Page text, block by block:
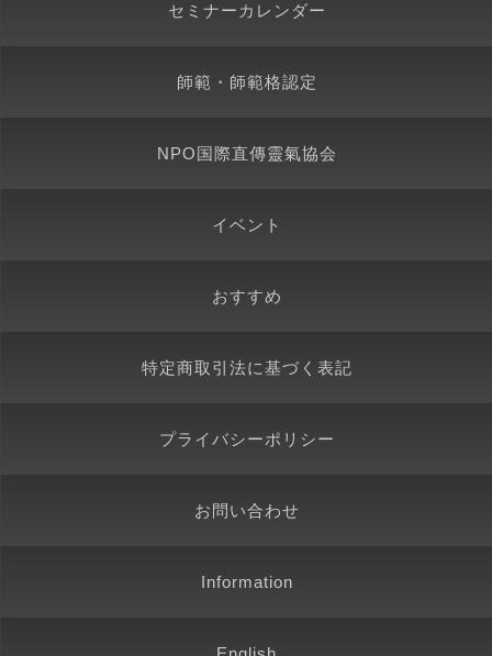
セミナーカレンダー
師範・師範格認定
NPO国際直傳靈氣協会
イベント
おすすめ
特定商取引法に基づく表記
プライバシーポリシー
お問い合わせ
Information